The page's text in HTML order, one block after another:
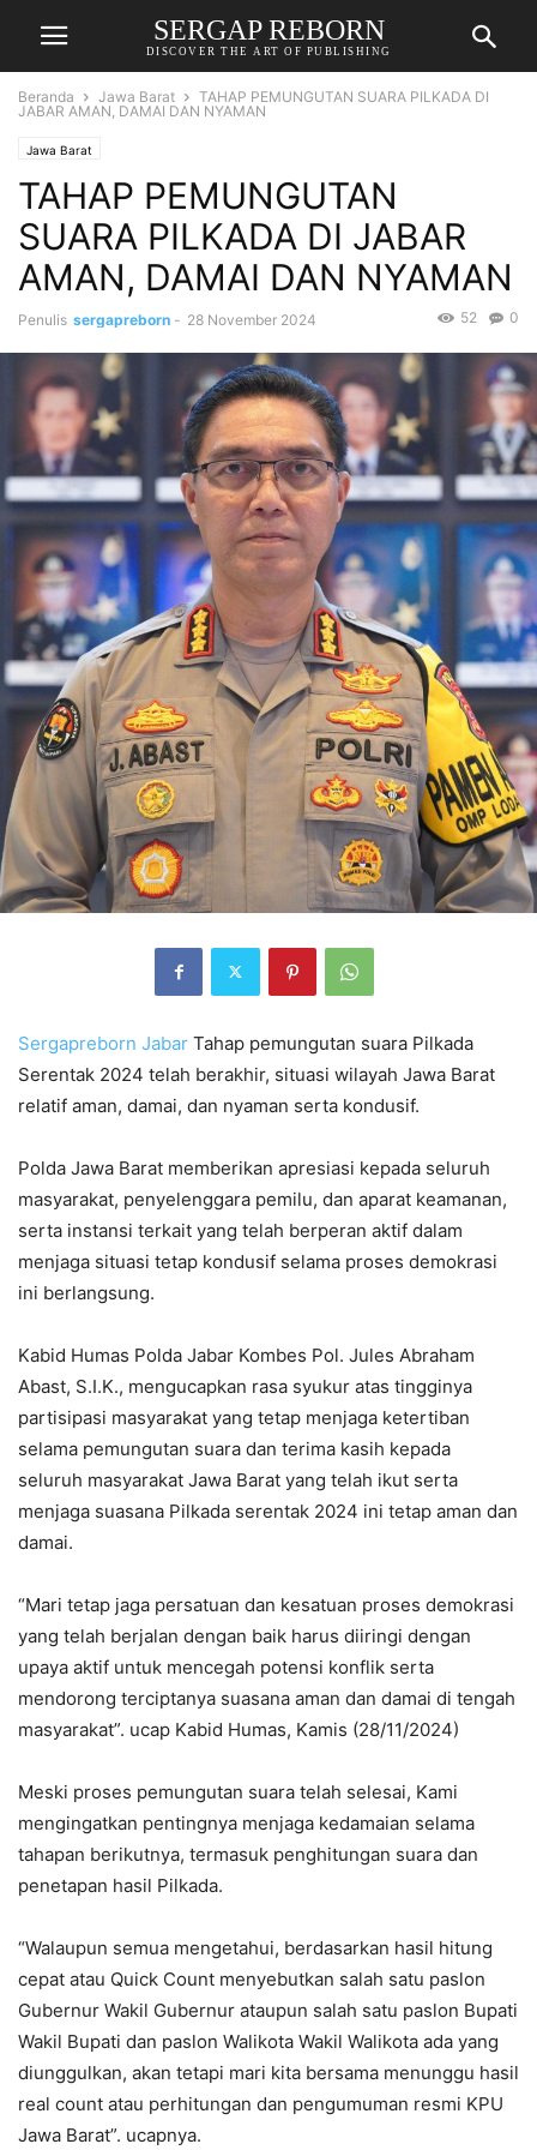
SERGAP REBORN
DISCOVER THE ART OF PUBLISHING
Beranda Jawa Barat
TAHAP PEMUNGUTAN SUARA PILKADA DI
JABAR AMAN, DAMAI DAN NYAMAN
Jawa Barat
TAHAP PEMUNGUTAN
SUARA PILKADA DI JABAR
AMAN, DAMAI DAN NYAMAN
Penulis sergapreborn - 28 November 2024 0
52
Sergapreborn Jabar Tahap pemungutan suara Pilkada
Serentak 2024 telah berakhir, situasi wilayah Jawa Barat
relatif aman, damai, dan nyaman serta kondusif.
Polda Jawa Barat memberikan apresiasi kepada seluruh
masyarakat, penyelenggara pemilu, dan aparat keamanan,
serta instansi terkait yang telah berperan aktif dalam
menjaga situasi tetap kondusif selama proses demokrasi
ini berlangsung.
Kabid Humas Polda Jabar Kombes Pol. Jules Abraham
Abast, S.I.K., mengucapkan rasa syukur atas tingginya
partisipasi masyarakat yang tetap menjaga ketertiban
selama pemungutan suara dan terima kasih kepada
seluruh masyarakat Jawa Barat yang telah ikut serta
menjaga suasana Pilkada serentak 2024 ini tetap aman dan
damai.
“Mari tetap jaga persatuan dan kesatuan proses demokrasi
yang telah berjalan dengan baik harus diiringi dengan
upaya aktif untuk mencegah potensi konflik serta
mendorong terciptanya suasana aman dan damai di tengah
masyarakat”. ucap Kabid Humas, Kamis (28/11/2024)
Meski proses pemungutan suara telah selesai, Kami
mengingatkan pentingnya menjaga kedamaian selama
tahapan berikutnya, termasuk penghitungan suara dan
penetapan hasil Pilkada.
“Walaupun semua mengetahui, berdasarkan hasil hitung
cepat atau Quick Count menyebutkan salah satu paslon
Gubernur Wakil Gubernur ataupun salah satu paslon Bupati
Wakil Bupati dan paslon Walikota Wakil Walikota ada yang
diunggulkan, akan tetapi mari kita bersama menunggu hasil
real count atau perhitungan dan pengumuman resmi KPU
Jawa Barat”. ucapnya.